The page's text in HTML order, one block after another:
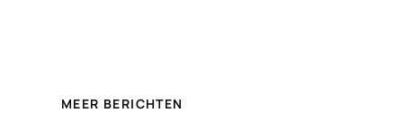
MEER BERICHTEN